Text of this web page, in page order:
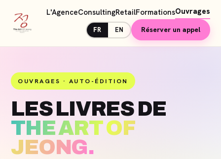
L'AgenceConsultingRetailFormationsOuvrages
FR EN Réserver un appel
OUVRAGES · AUTO-ÉDITION
LES LIVRES DE
THE ART OF
JEONG.